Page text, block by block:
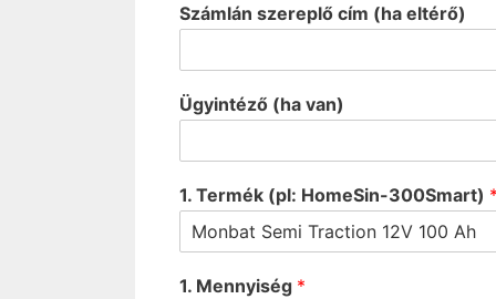
Számlán szereplő cím (ha eltérő)
Ügyintéző (ha van)
1. Termék (pl: HomeSin-300Smart)
1. Mennyiség *